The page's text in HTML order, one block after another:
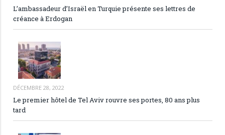
L’ambassadeur d’Israël en Turquie présente ses lettres de
créance à Erdogan
DÉCEMBRE 28, 2022
Le premier hôtel de Tel Aviv rouvre ses portes, 80 ans plus
tard